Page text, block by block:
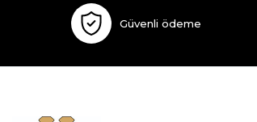
Güvenli ödeme